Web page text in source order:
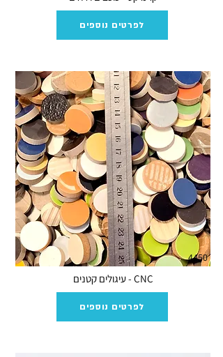
לפרטים נוספים
4450
CNC - עיגולים קטנים
לפרטים נוספים